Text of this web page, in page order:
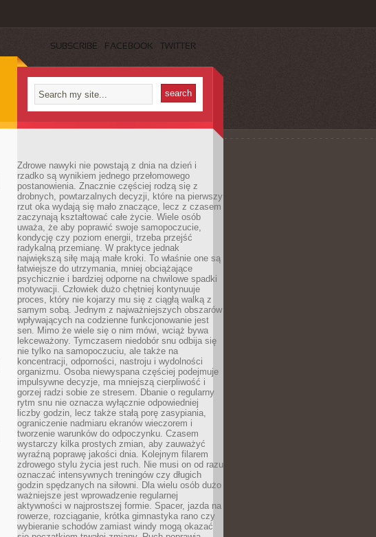
SUBSCRIBE FACEBOOK TWITTER
Zdrowe nawyki nie powstają z dnia na dzień i
rzadko są wynikiem jednego przełomowego
postanowienia. Znacznie częściej rodzą się z
drobnych, powtarzalnych decyzji, które na pierwszy
rzut oka wydają się mało znaczące, lecz z czasem
zaczynają kształtować całe życie. Wiele osób
uważa, że aby poprawić swoje samopoczucie,
kondycję czy poziom energii, trzeba przejść
radykalną przemianę. W praktyce jednak
największą siłę mają małe kroki. To właśnie one są
łatwiejsze do utrzymania, mniej obciążające
psychicznie i bardziej odporne na chwilowe spadki
motywacji. Człowiek dużo chętniej kontynuuje
proces, który nie kojarzy mu się z ciągłą walką z
samym sobą. Jednym z najważniejszych obszarów
wpływających na codzienne funkcjonowanie jest
sen. Mimo że wiele się o nim mówi, wciąż bywa
lekceważony. Tymczasem niedobór snu odbija się
nie tylko na samopoczuciu, ale także na
koncentracji, odporności, nastroju i wydolności
organizmu. Osoba niewyspana częściej podejmuje
impulsywne decyzje, ma mniejszą cierpliwość i
gorzej radzi sobie ze stresem. Dbanie o regularny
rytm snu nie oznacza wyłącznie odpowiedniej
liczby godzin, lecz także stałą porę zasypiania,
ograniczenie nadmiaru ekranów wieczorem i
tworzenie warunków do odpoczynku. Czasem
wystarczy kilka prostych zmian, aby zauważyć
wyraźną poprawę jakości dnia. Kolejnym filarem
zdrowego stylu życia jest ruch. Nie musi on od razu
oznaczać intensywnych treningów czy długich
godzin spędzanych na siłowni. Dla wielu osób dużo
ważniejsze jest wprowadzenie regularnej
aktywności w najprostszej formie. Spacer, jazda na
rowerze, rozciąganie, krótka gimnastyka rano czy
wybieranie schodów zamiast windy mogą okazać